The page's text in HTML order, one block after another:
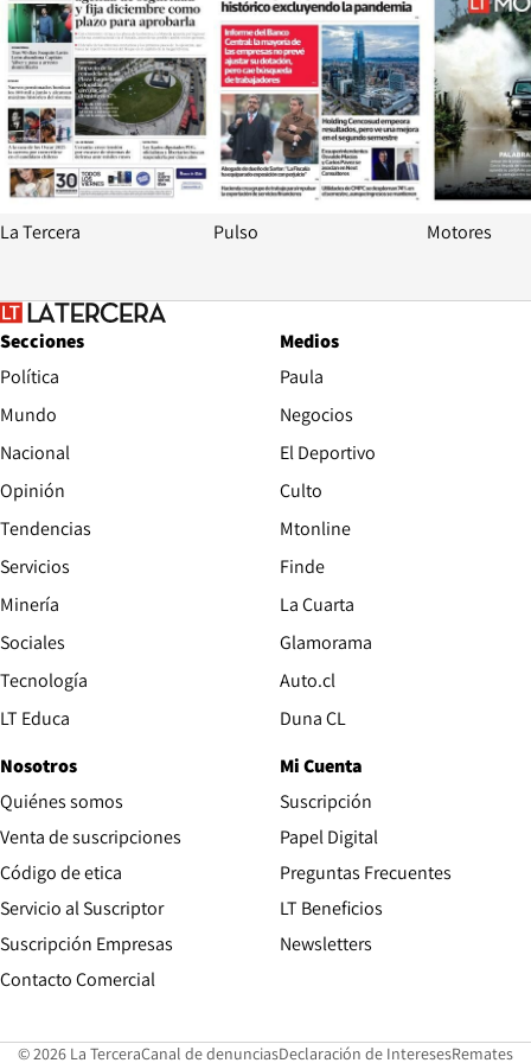
La Tercera Pulso Motores
Secciones
Política
Mundo
Nacional
Opinión
Tendencias
Servicios
Minería
Sociales
Tecnología
LT Educa
Medios
Paula
Negocios
El Deportivo
Culto
Mtonline
Finde
La Cuarta
Glamorama
Auto.clOpens in new window
Duna CLOpens in new window
Nosotros
Quiénes somos
Venta de suscripciones
Código de etica Opens in new window
Servicio al Suscriptor
Suscripción Empresas
Contacto ComercialOpens in new window
Mi Cuenta
Suscripción
Papel DigitalOpens in new
Preguntas Frecuentes
LT Beneficios
Newsletters
© 2026 La TerceraCanal de denunciasOpens in new window
Declaración de InteresesOpens in
Remates